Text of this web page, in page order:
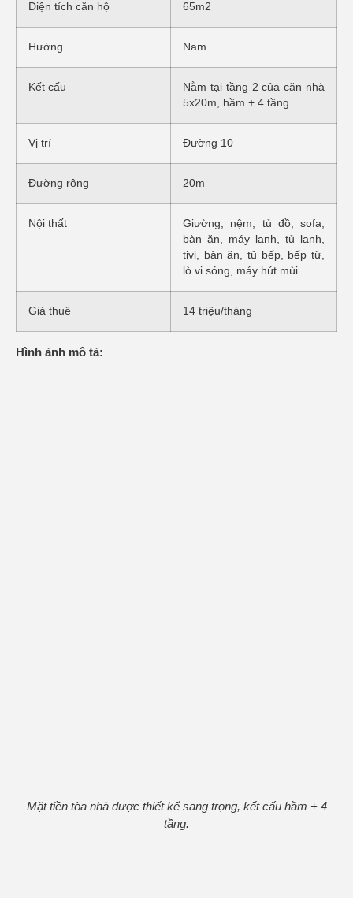
Diện tích căn hộ 65m2
Hướng Nam
Kết cấu
Nằm tại tầng 2 của căn nhà
5x20m, hầm + 4 tầng.
Vị trí Đường 10
Đường rộng 20m
Nội thất
Giường, nệm, tủ đồ, sofa,
bàn ăn, máy lạnh, tủ lạnh,
tivi, bàn ăn, tủ bếp, bếp từ,
lò vi sóng, máy hút mùi.
Giá thuê 14 triệu/tháng
Hình ảnh mô tả:
Mặt tiền tòa nhà được thiết kế sang trọng, kết cấu hầm + 4
tầng.